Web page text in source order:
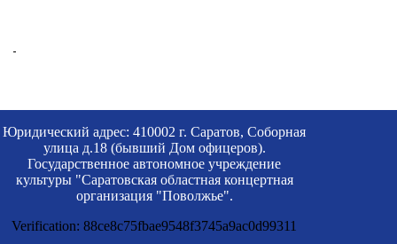
Юридический адрес: 410002 г. Саратов, Соборная
улица д.18 (бывший Дом офицеров).
Государственное автономное учреждение
культуры "Саратовская областная концертная
организация "Поволжье".
Verification: 88ce8c75fbae9548f3745a9ac0d99311